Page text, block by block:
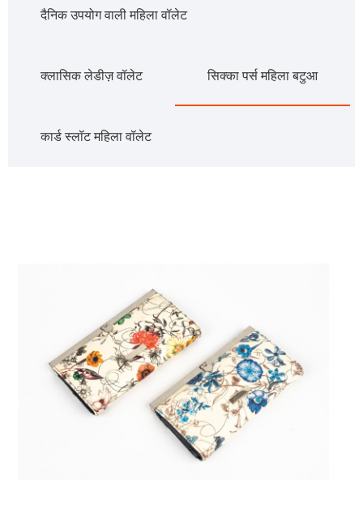
दैनिक उपयोग वाली महिला वॉलेट
क्लासिक लेडीज़ वॉलेट सिक्का पर्स महिला बटुआ
कार्ड स्लॉट महिला वॉलेट